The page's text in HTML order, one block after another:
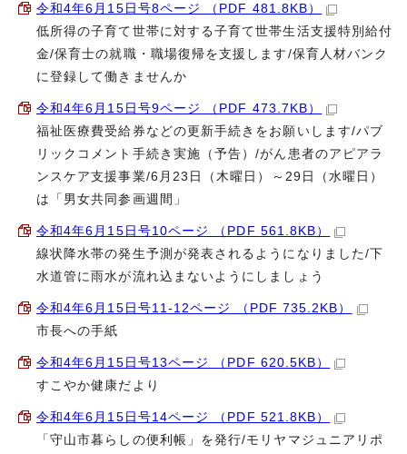
令和4年6月15日号8ページ （PDF 481.8KB）
低所得の子育て世帯に対する子育て世帯生活支援特別給付
金/保育士の就職・職場復帰を支援します/保育人材バンク
に登録して働きませんか
令和4年6月15日号9ページ （PDF 473.7KB）
福祉医療費受給券などの更新手続きをお願いします/パブ
リックコメント手続き実施（予告）/がん患者のアピアラ
ンスケア支援事業/6月23日（木曜日）～29日（水曜日）
は「男女共同参画週間」
令和4年6月15日号10ページ （PDF 561.8KB）
線状降水帯の発生予測が発表されるようになりました/下
水道管に雨水が流れ込まないようにしましょう
令和4年6月15日号11-12ページ （PDF 735.2KB）
市長への手紙
令和4年6月15日号13ページ （PDF 620.5KB）
すこやか健康だより
令和4年6月15日号14ページ （PDF 521.8KB）
「守山市暮らしの便利帳」を発行/モリヤマジュニアリポ